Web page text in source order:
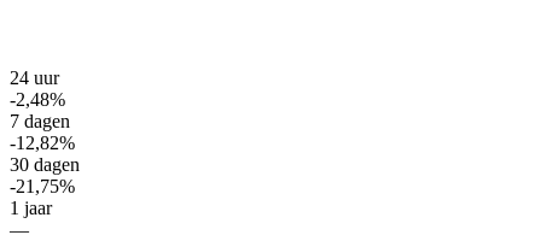
24 uur
-2,48%
7 dagen
-12,82%
30 dagen
-21,75%
1 jaar
—